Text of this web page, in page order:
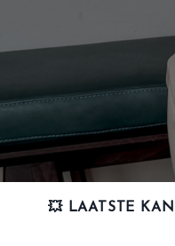
💥 LAATSTE